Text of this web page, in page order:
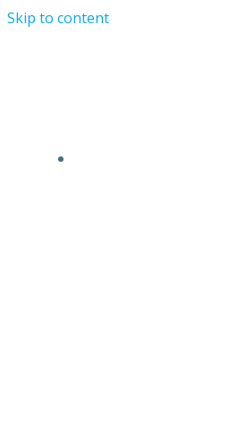
Skip to content